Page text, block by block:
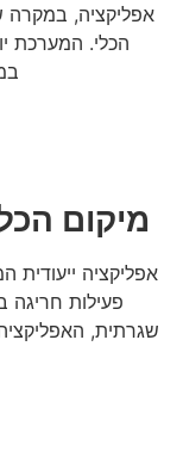
אפליקציה, במקרה
הכלי. המערכת
מיקום
אפליקציה
פעילות חריגה
שגרתית,